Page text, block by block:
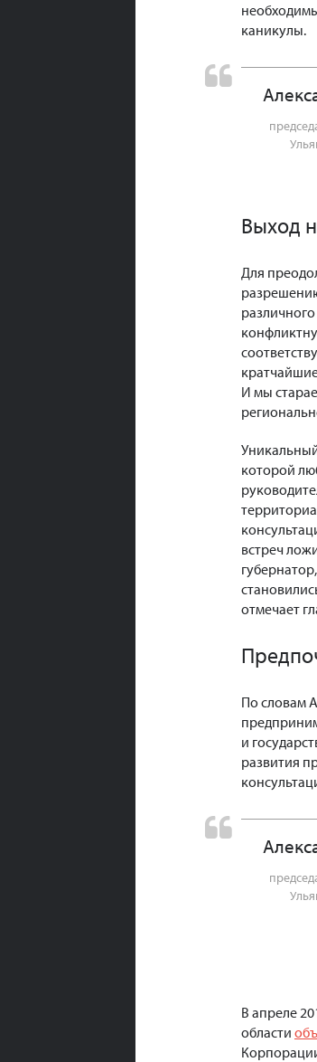
каникулы.
Выход
Для
И мы
которой
встреч
отмечает
По словам
и
развития
В апреле
области